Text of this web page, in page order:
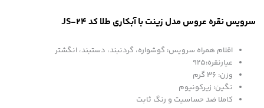
سرویس نقره عروس مدل زینت با آبکاری طلا کد JS-24
اقلام همراه سرویس: گوشواره، گردنبند، دستبند، انگشتر
عیارنقره:925
وزن: 36 گرم
نگین: زیرکونیوم
کاملا ضد حساسیت و رنگ ثابت